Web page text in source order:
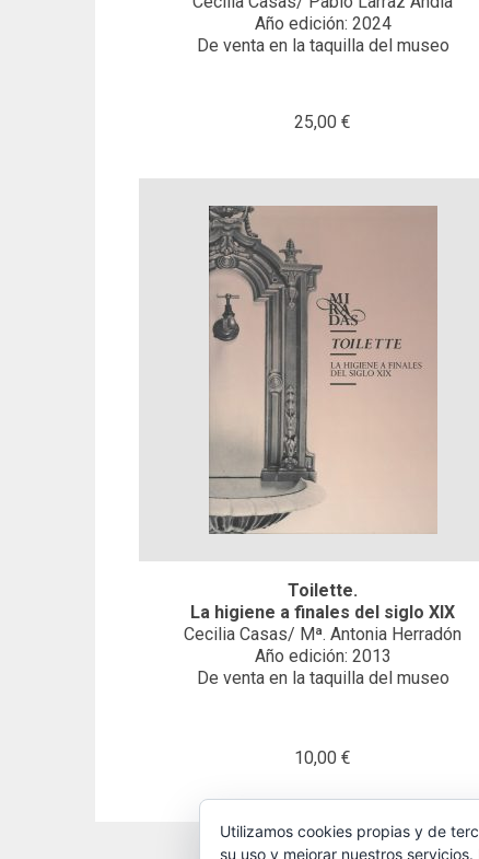
Año edición: 2024
De venta en la taquilla del museo
25,00 €
Toilette.
La higiene a finales del siglo XIX
Cecilia Casas/ Mª. Antonia Herradón
Año edición: 2013
De venta en la taquilla del museo
10,00 €
Utilizamos cookies propias y de
su uso y mejorar nuestros